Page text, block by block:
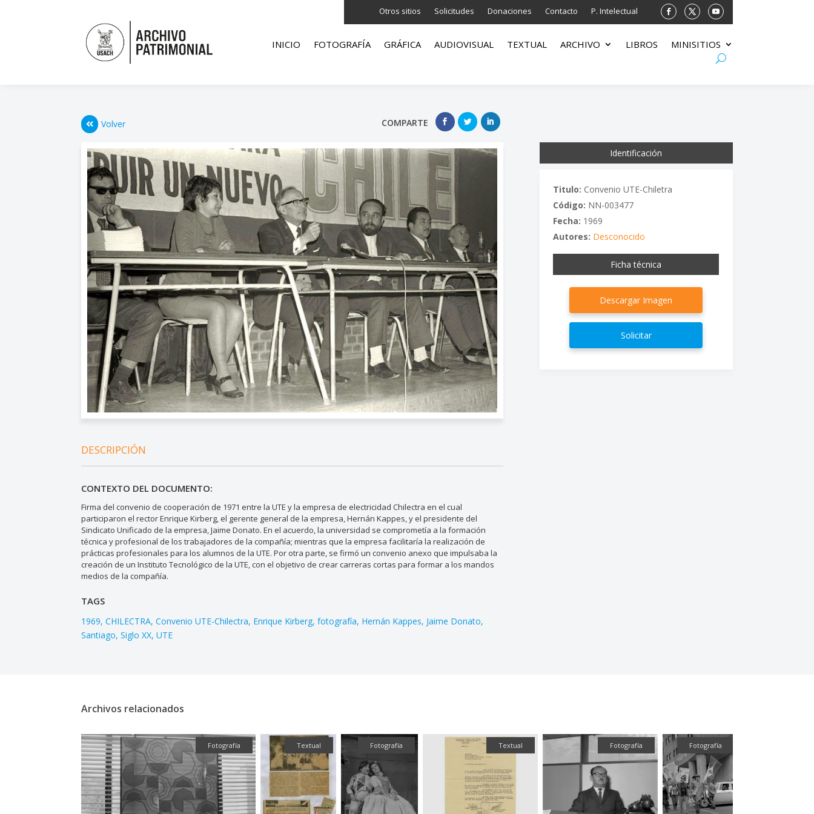
Otros sitios Solicitudes Donaciones Contacto P. Intelectual
INICIO FOTOGRAFÍA GRÁFICA AUDIOVISUAL TEXTUAL ARCHIVO LIBROS MINISITIOS
Volver COMPARTE
DESCRIPCIÓN
CONTEXTO DEL DOCUMENTO:
Firma del convenio de cooperación de 1971 entre la UTE y la empresa de electricidad Chilectra en el cual
participaron el rector Enrique Kirberg, el gerente general de la empresa, Hernán Kappes, y el presidente del
Sindicato Unificado de la empresa, Jaime Donato. En el acuerdo, la universidad se comprometía a la formación
técnica y profesional de los trabajadores de la compañía; mientras que la empresa facilitaría la realización de
prácticas profesionales para los alumnos de la UTE. Por otra parte, se firmó un convenio anexo que impulsaba la
creación de un Instituto Tecnológico de la UTE, con el objetivo de crear carreras cortas para formar a los mandos
medios de la compañía.
TAGS
1969 CHILECTRA Convenio UTE-Chilectra Enrique Kirberg fotografía Hernán Kappes Jaime Donato
Santiago Siglo XX UTE
Identificación
Titulo: Convenio UTE-Chiletra
Código: NN-003477
Fecha: 1969
Autores: Desconocido
Ficha técnica
Descargar Imagen
Solicitar
Archivos relacionados
Fotografía Textual Fotografía Textual Fotografía Fotografía